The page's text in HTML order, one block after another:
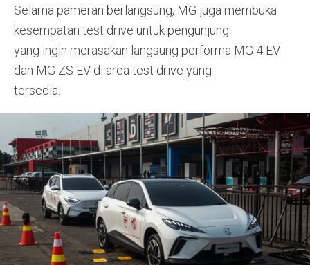
Selama pameran berlangsung, MG juga membuka
kesempatan test drive untuk pengunjung
yang ingin merasakan langsung performa MG 4 EV
dan MG ZS EV di area test drive yang
tersedia.